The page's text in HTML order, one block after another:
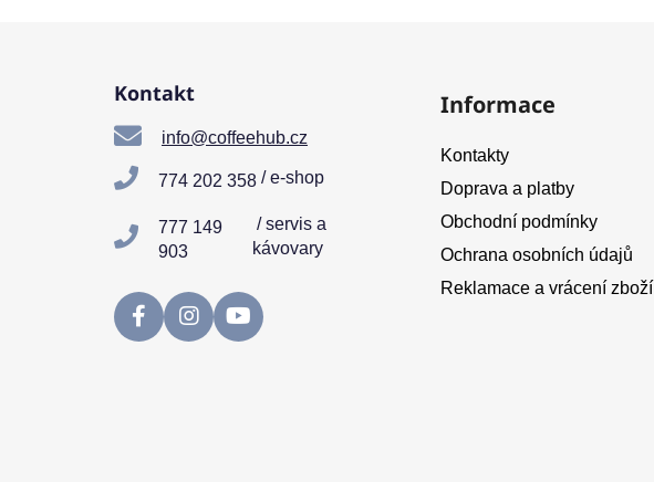
Kontakt
info@coffeehub.cz
774 202 358 / e-shop
777 149
903
/ servis a
kávovary
Informace
Kontakty
Doprava a platby
Obchodní podmínky
Ochrana osobních údajů
Reklamace a vrácení zboží